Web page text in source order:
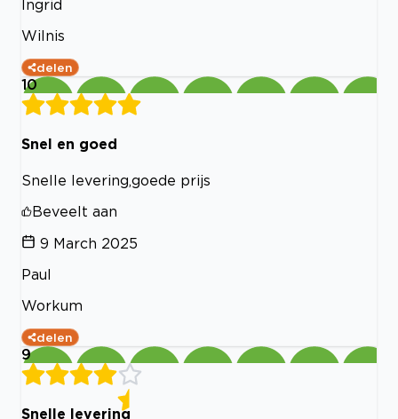
Ingrid
Wilnis
delen
10
Snel en goed
Snelle levering,goede prijs
Beveelt aan
9 March 2025
Paul
Workum
delen
9
Snelle levering